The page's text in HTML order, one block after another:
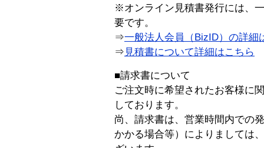
※オンライン見積書発行には、
要です。
⇒一般法人会員（BizID）の詳細
⇒ 見積書について詳細はこちら
■請求書について
ご注文時に希望されたお客様に
しております。
尚、請求書は、営業時間内での
かかる場合等）によりましては